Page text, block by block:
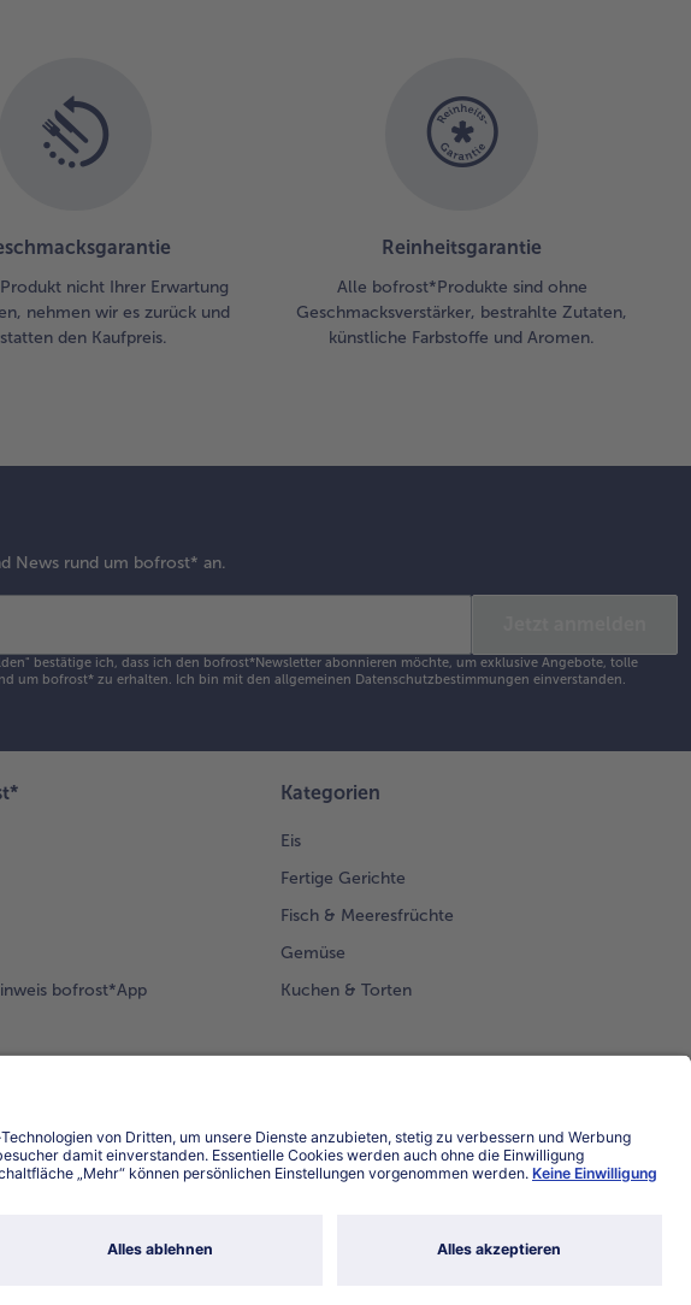
nicht Ihrer Erwartung
nehmen wir es zurück und
den Kaufpreis.
Reinheitsgarantie
Alle bofrost*Produkte sind ohne
Geschmacksverstärker, bestrahlte Zutaten,
künstliche Farbstoffe und Aromen.
News rund um bofrost* an.
bestätige ich, dass ich den bofrost*Newsletter abonnieren möchte, um exklusive Angebote, tolle
um bofrost* zu erhalten. Ich bin mit den allgemeinen Datenschutzbestimmungen einverstanden.
bofrost*App
Kategorien
Eis
Fertige Gerichte
Fisch & Meeresfrüchte
Gemüse
Kuchen & Torten